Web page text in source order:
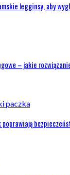
legginsy, aby
– jakie